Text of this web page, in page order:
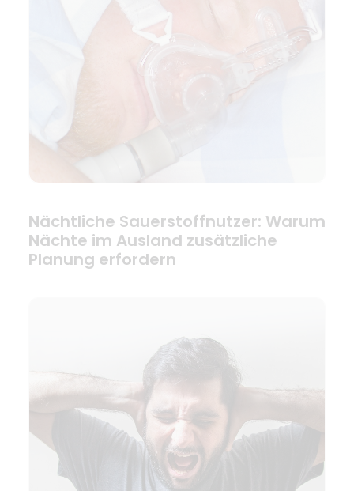
Nächtliche Sauerstoffnutzer: Warum
Nächte im Ausland zusätzliche
Planung erfordern